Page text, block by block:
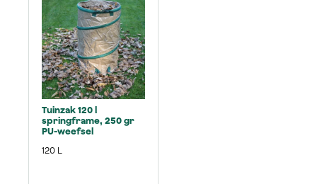
Tuinzak 120 l
springframe, 250 gr
PU-weefsel
120 L